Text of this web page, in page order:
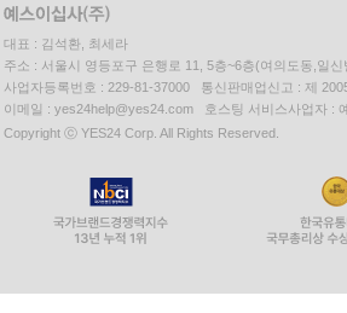
대표 : 김석환, 최세라
주소 : 서울시 영등포구 은행로 11, 5층~6층(여의도동,일신
사업자등록번호 : 229-81-37000 통신판매업신고 : 제
이메일 : yes24help@yes24.com 호스팅 서비스사업자 :
Copyright ⓒ YES24 Corp. All Rights Reserved.